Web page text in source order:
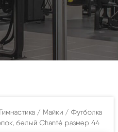
/ Майки / Футболка
белый Chanté размер 44